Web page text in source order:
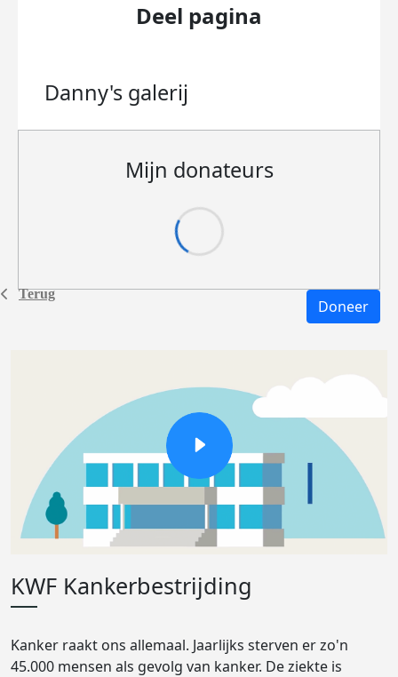
Terug
Deel pagina
Danny's galerij
Mijn donateurs
Doneer
KWF Kankerbestrijding
Kanker raakt ons allemaal. Jaarlijks sterven er zo'n
45.000 mensen als gevolg van kanker. De ziekte is